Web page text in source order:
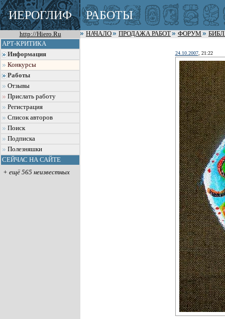
ИЕРОГЛИФ РАБОТЫ
http://Hiero.Ru НАЧАЛО ПРОДАЖА РАБОТ ФОРУМ
АРТ-КРИТИКА
Информация
Конкурсы
Работы
Отзывы
Прислать работу
Регистрация
Список авторов
Поиск
Подписка
Полезняшки
СЕЙЧАС НА САЙТЕ
+ ещё 565 неизвестных
24.10.2007, 21:22